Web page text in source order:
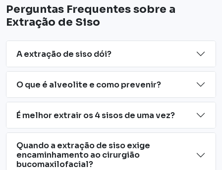
Perguntas Frequentes sobre a
Extração de Siso
A extração de siso dói?
O que é alveolite e como prevenir?
É melhor extrair os 4 sisos de uma vez?
Quando a extração de siso exige
encaminhamento ao cirurgião
bucomaxilofacial?